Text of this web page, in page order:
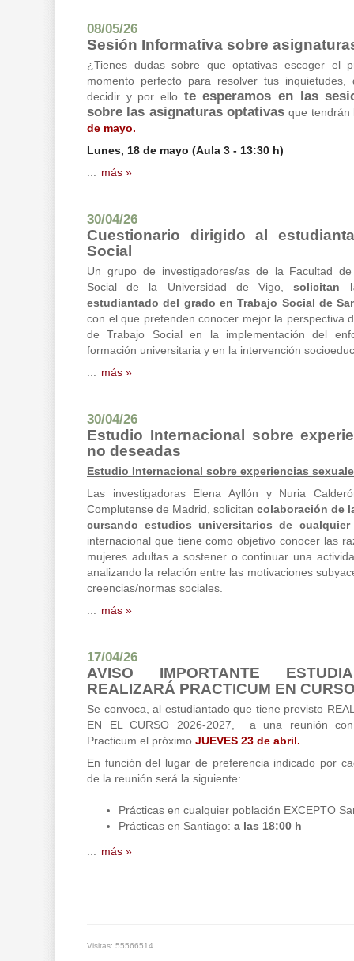
08/05/26
Sesión Informativa sobre
¿Tienes dudas sobre que optativas escoger el
momento perfecto para resolver tus inquietudes,
decidir y por ello te esperamos en las
sobre las asignaturas optativasque tendrán
de mayo.
Lunes, 18 de mayo (Aula 3 - 13:30 h)
más »
30/04/26
Cuestionario dirigido al
Social
Un grupo de investigadores/as de la Facultad
Social de la Universidad de Vigo,solicitan
estudiantado del grado en Trabajo Social de
con el que pretenden conocer mejor la perspectiva
de Trabajo Social en la implementación del
formación universitaria y en la intervención
más »
30/04/26
Estudio Internacional sobre
no deseadas
Estudio Internacional sobre experiencias
Las investigadoras Elena Ayllón y Nuria
Complutense de Madrid, solicitan colaboración de
cursando estudios universitarios de cualquier
internacional que tiene como objetivo conocer las
mujeres adultas a sostener o continuar una
analizando la relación entre las motivaciones
creencias/normas sociales.
más »
17/04/26
AVISO IMPORTANTE
REALIZARÁ PRACTICUM EN
Se convoca, al estudiantado que tiene previsto
EN EL CURSO 2026-2027, a una reunión
Practicum el próximo JUEVES 23 de abril.
En función del lugar de preferencia indicado por
de la reunión será la siguiente:
Prácticas en cualquier población EXCEPTO
Prácticas en Santiago: a las 18:00 h
más »
Visitas: 55566514